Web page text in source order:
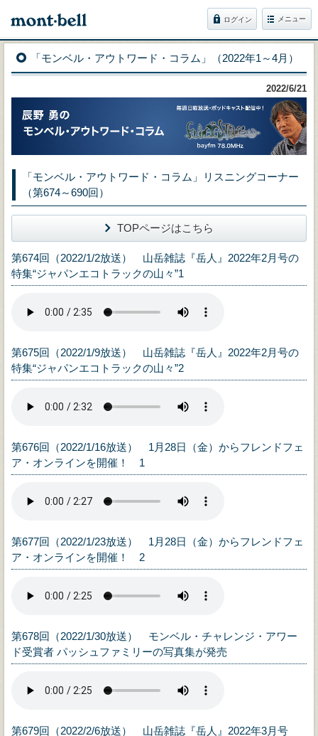
ログイン メニュー
「モンベル・アウトワード・コラム」（2022年1～4月）
2022/6/21
「モンベル・アウトワード・コラム」リスニングコーナー
（第674～690回）
TOPページはこちら
第674回（2022/1/2放送） 山岳雑誌『岳人』2022年2月号の
特集“ジャパンエコトラックの山々”1
第675回（2022/1/9放送） 山岳雑誌『岳人』2022年2月号の
特集“ジャパンエコトラックの山々”2
第676回（2022/1/16放送） 1月28日（金）からフレンドフェ
ア・オンラインを開催！ 1
第677回（2022/1/23放送） 1月28日（金）からフレンドフェ
ア・オンラインを開催！ 2
第678回（2022/1/30放送） モンベル・チャレンジ・アワー
ド受賞者 パッシュファミリーの写真集が発売
第679回（2022/2/6放送） 山岳雑誌『岳人』2022年3月号